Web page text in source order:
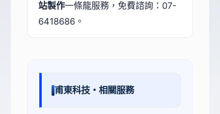
站製作一條龍服務，免費諮詢：07-
6418686。
甫東科技・相關服務